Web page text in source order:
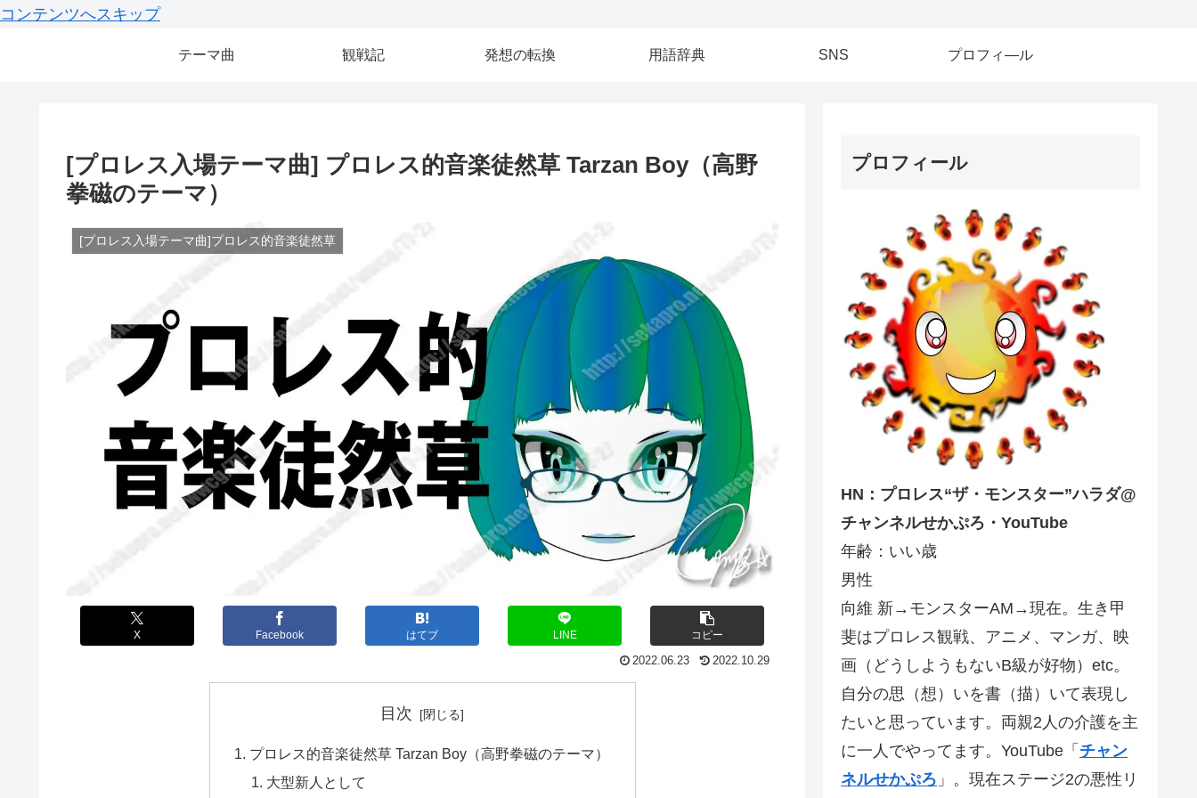
コンテンツへスキップ
テーマ曲 観戦記 発想の転換 用語辞典 SNS プロフィ―ル
[プロレス入場テーマ曲] プロレス的音楽徒然草 Tarzan Boy（高野
拳磁のテーマ）
[プロレス入場テーマ曲]プロレス的音楽徒然草
X Facebook はてブ LINE コピー
2022.06.23 2022.10.29
目次
プロレス的音楽徒然草 Tarzan Boy（高野拳磁のテーマ）
大型新人として
プロフィール
HN：プロレス“ザ・モンスター”ハラダ@
チャンネルせかぷろ・YouTube
年齢：いい歳
男性
向維 新→モンスターAM→現在。生き甲
斐はプロレス観戦、アニメ、マンガ、映
画（どうしようもないB級が好物）etc。
自分の思（想）いを書（描）いて表現し
たいと思っています。両親2人の介護を主
に一人でやってます。YouTube「 チャン
ネルせかぷろ 」。現在ステージ2の悪性リ